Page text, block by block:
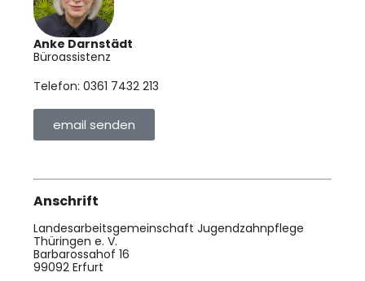
Anke Darnstädt
Büroassistenz
Telefon: 0361 7432 213
email senden
Anschrift
Landesarbeitsgemeinschaft Jugendzahnpflege
Thüringen e. V.
Barbarossahof 16
99092 Erfurt